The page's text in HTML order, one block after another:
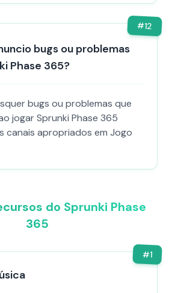
#12
bugs ou problemas
Phase 365?
bugs ou problemas que
jogar Sprunki Phase 365
canais apropriados em Jogo
do Sprunki Phase
365
#1